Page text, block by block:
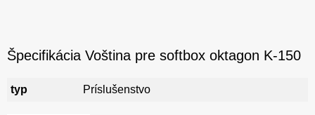
Špecifikácia Voština pre softbox oktagon K-150
typ Príslušenstvo